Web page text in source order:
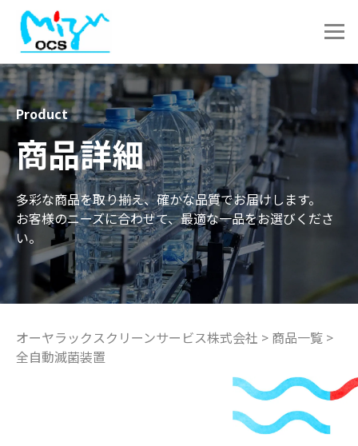
Product
商品詳細
多彩な商品を取り揃え、確かな品質でお届けします。
お客様のニーズに合わせて、最適な一品をお選びくださ
い。
オーヤラックスクリーンサービス株式会社 > 商品一覧 >
全自動滅菌装置